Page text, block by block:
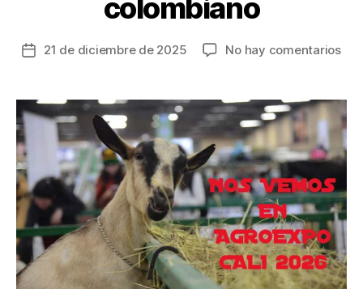
colombiano
Fecha
entrada
21 de diciembre de 2025 No hay comentariosen
Cali
por
que
el